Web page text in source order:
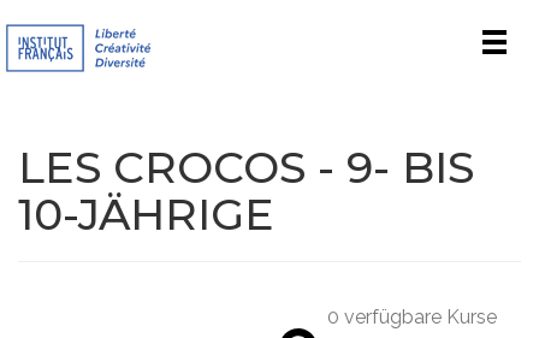
LES CROCOS - 9- BIS
10-JÄHRIGE
0 verfügbare Kurse